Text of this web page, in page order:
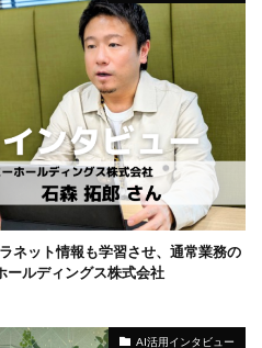
ネット情報も学習させ、通常業務の
ールディングス株式会社
AI活用インタビュー